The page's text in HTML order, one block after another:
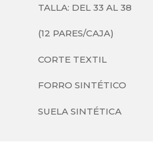
TALLA: DEL 33 AL 38
(12 PARES/CAJA)
CORTE TEXTIL
FORRO SINTÉTICO
SUELA SINTÉTICA